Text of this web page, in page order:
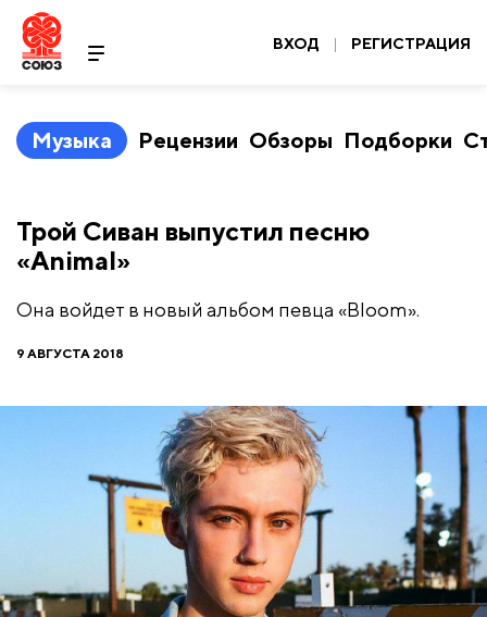
ВХОД | РЕГИСТРАЦИЯ
Музыка Рецензии Обзоры Подборки
Трой Сиван выпустил песню
«Animal»
Она войдет в новый альбом певца «Bloom».
9 АВГУСТА 2018